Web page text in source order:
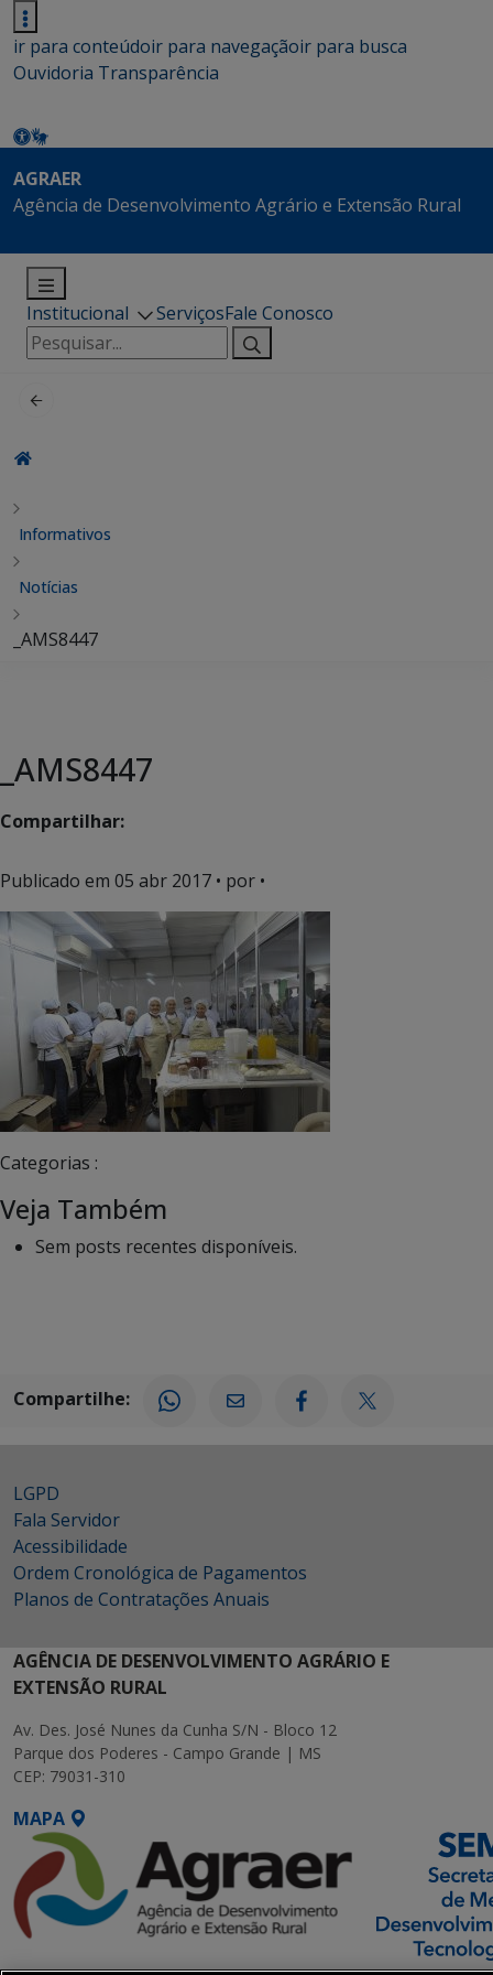
ir para conteúdoir para navegaçãoir para busca
Ouvidoria Transparência
AGRAER
Agência de Desenvolvimento Agrário e Extensão Rural
Institucional ServiçosFale Conosco
Pesquisar
por:
Informativos
Notícias
_AMS8447
_AMS8447
Compartilhar:
Publicado em 05 abr 2017 • por •
Categorias :
Veja Também
Sem posts recentes disponíveis.
Compartilhe:
LGPD
Fala Servidor
Acessibilidade
Ordem Cronológica de Pagamentos
Planos de Contratações Anuais
AGÊNCIA DE DESENVOLVIMENTO AGRÁRIO E
EXTENSÃO RURAL
Av. Des. José Nunes da Cunha S/N - Bloco 12
Parque dos Poderes - Campo Grande | MS
CEP: 79031-310
MAPA